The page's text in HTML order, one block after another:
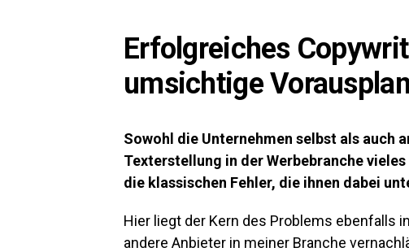
Erfolgreiches
umsichtige
Sowohl die Unternehmen selbst als auch
Texterstellung in der Werbebranche
die klassischen Fehler, die ihnen dabei
Hier liegt der Kern des Problems ebenfalls
andere Anbieter in meiner Branche